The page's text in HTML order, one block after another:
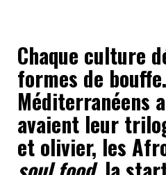
Chaque culture
formes de
Méditerranéens
avaient leur
et olivier, les